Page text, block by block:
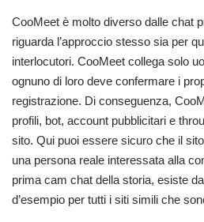
CooMeet è molto diverso dalle chat
riguarda l’approccio stesso sia per
interlocutori. CooMeet collega solo
ognuno di loro deve confermare i
registrazione. Di conseguenza,
profili, bot, account pubblicitari e
sito. Qui puoi essere sicuro che il
una persona reale interessata alla
prima cam chat della storia, esiste
d’esempio per tutti i siti simili che